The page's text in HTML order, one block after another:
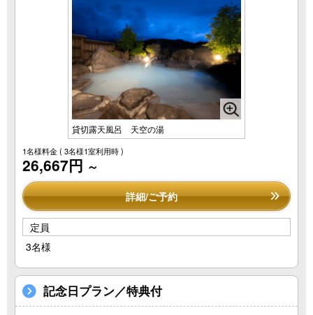
貸切露天風呂 天空の湯
1名様料金( 3名様1室利用時 )
26,667円 ～
詳細/ご予約
定員
3名様
記念日プラン／特典付